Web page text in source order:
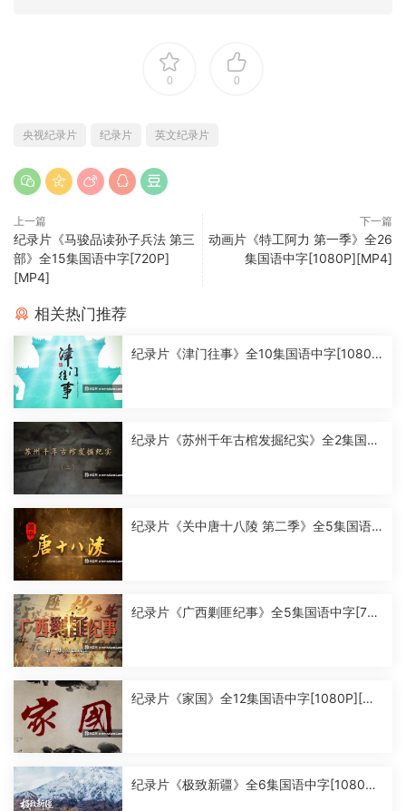
0 0
央视纪录片 纪录片 英文纪录片
上一篇
纪录片《马骏品读孙子兵法 第三
部》全15集国语中字[720P]
[MP4]
下一篇
动画片《特工阿力 第一季》全26
集国语中字[1080P][MP4]
相关热门推荐
纪录片《津门往事》全10集国语中字[1080
纪录片《苏州千年古棺发掘纪实》全2集国语
纪录片《关中唐十八陵 第二季》全5集国语
纪录片《广西剿匪纪事》全5集国语中字[720
纪录片《家国》全12集国语中字[1080P][MP
纪录片《极致新疆》全6集国语中字[1080P]